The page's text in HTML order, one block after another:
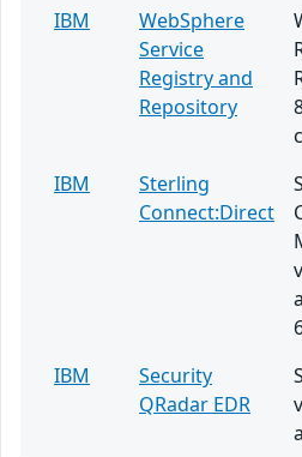
IBM
WebSphere
Service
Registry and
Repository
IBM
Sterling
Connect:Direct
IBM
Security
QRadar EDR